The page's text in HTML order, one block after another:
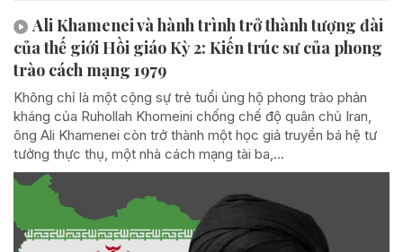
Ali Khamenei và hành trình trở thành tượng đài
của thế giới Hồi giáo Kỳ 2: Kiến trúc sư của phong
trào cách mạng 1979
Không chỉ là một cộng sự trẻ tuổi ủng hộ phong trào phản
kháng của Ruhollah Khomeini chống chế độ quân chủ Iran,
ông Ali Khamenei còn trở thành một học giả truyền bá hệ tư
tưởng thực thụ, một nhà cách mạng tài ba,...